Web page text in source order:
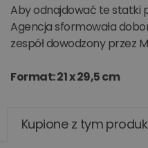
Aby odnajdować te statki
Agencja sformowała
zespół dowodzony przez
Format: 21 x 29,5 cm
Kupione z tym